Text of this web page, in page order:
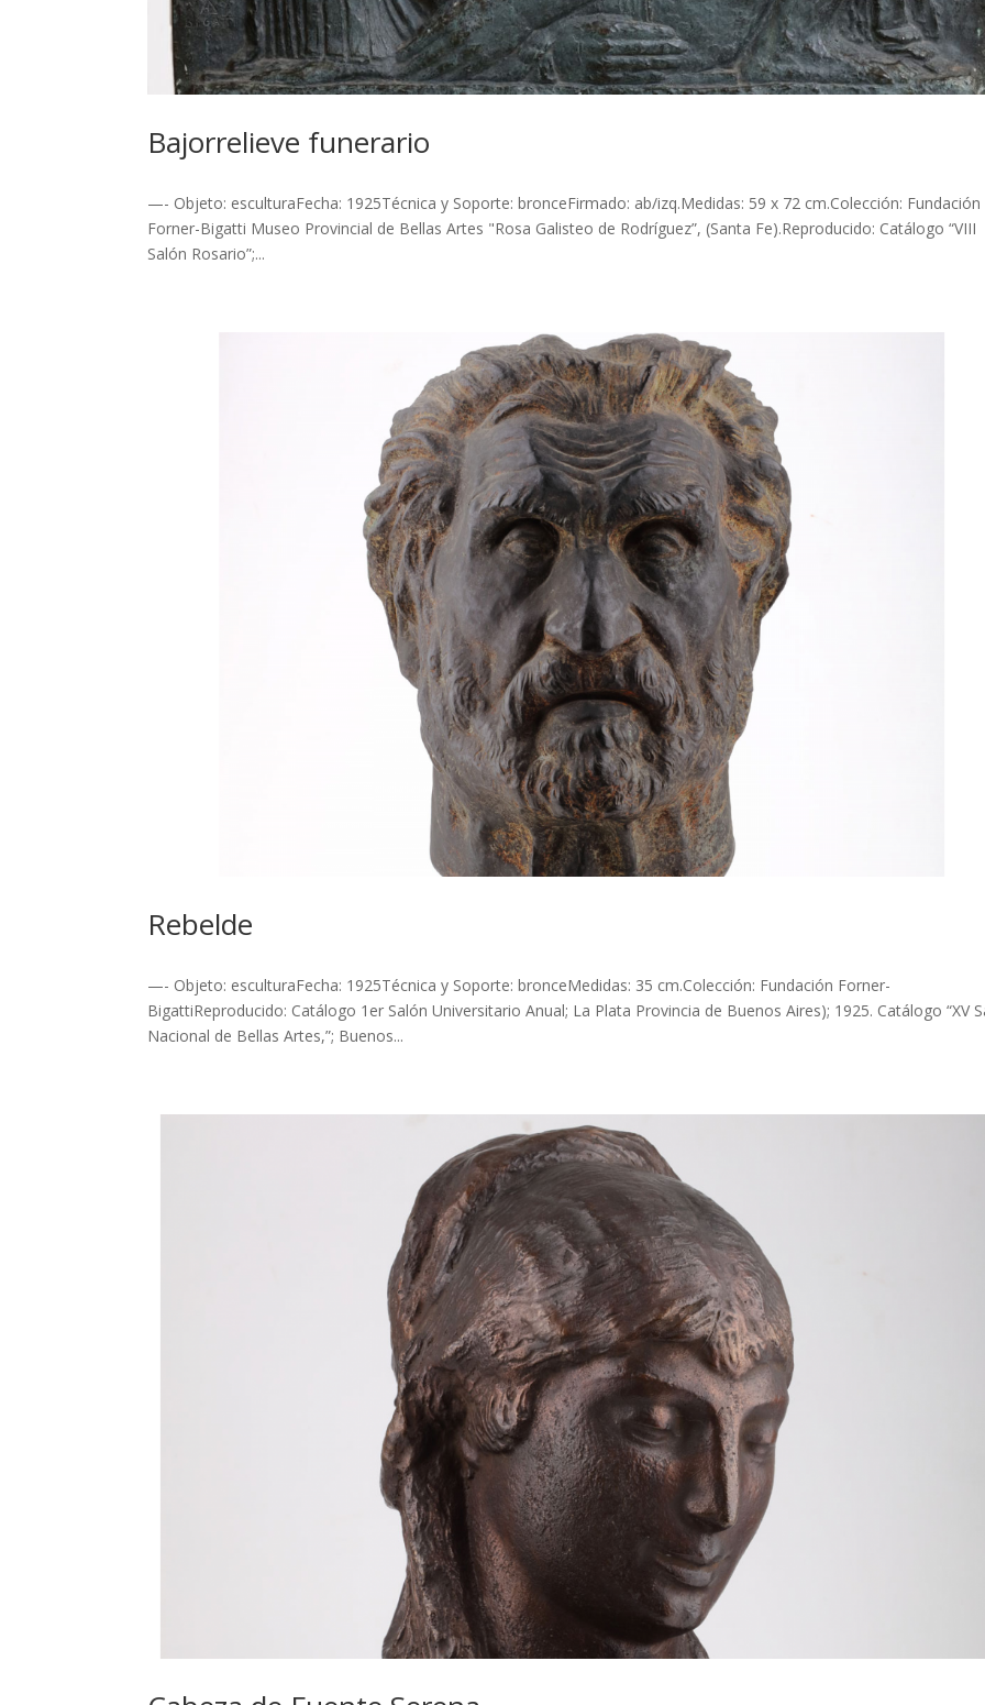
Bajorrelieve funerario
—- Objeto: esculturaFecha: 1925Técnica y Soporte: bronceFirmado: ab/izq.Medidas: 59 x 72 cm.Colección: Fundación
Forner-Bigatti Museo Provincial de Bellas Artes "Rosa Galisteo de Rodríguez”, (Santa Fe).Reproducido: Catálogo “VIII
Salón Rosario”;...
Rebelde
—- Objeto: esculturaFecha: 1925Técnica y Soporte: bronceMedidas: 35 cm.Colección: Fundación Forner-
BigattiReproducido: Catálogo 1er Salón Universitario Anual; La Plata Provincia de Buenos Aires); 1925. Catálogo “XV
Nacional de Bellas Artes,”; Buenos...